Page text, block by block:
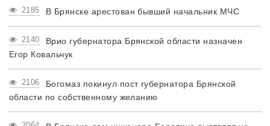
2185 В Брянске арестован бывший начальник МЧС
2140
Врио губернатора Брянской области назначен
Егор Ковальчук
2106
Богомаз покинул пост губернатора Брянской
области по собственному желанию